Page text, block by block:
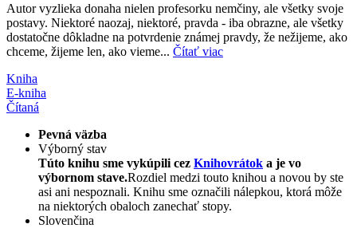
Autor vyzlieka donaha nielen profesorku nemčiny, ale všetky svoje
postavy. Niektoré naozaj, niektoré, pravda - iba obrazne, ale všetky
dostatočne dôkladne na potvrdenie známej pravdy, že nežijeme, ako
chceme, žijeme len, ako vieme... Čítať viac
Kniha
E-kniha
Čítaná
Pevná väzba
Výborný stav
Túto knihu sme vykúpili cez Knihovrátok a je vo
výbornom stave.Rozdiel medzi touto knihou a novou by ste
asi ani nespoznali. Knihu sme označili nálepkou, ktorá môže
na niektorých obaloch zanechať stopy.
Slovenčina